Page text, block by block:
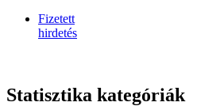
Fizetett
hirdetés
Statisztika kategóriák